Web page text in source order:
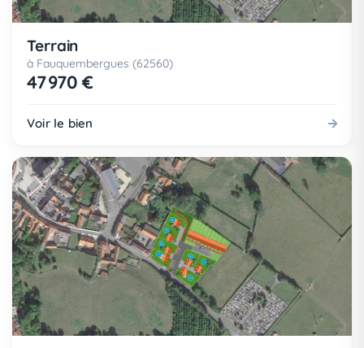
Terrain
à Fauquembergues (62560)
47 970 €
Voir le bien